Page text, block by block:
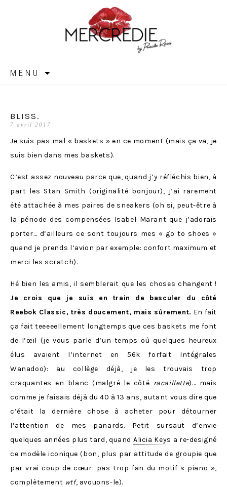
MERCREDIE
MENU
BLISS.
7 avril 2017
Je suis pas mal « baskets » en ce moment (mais ça va, je
suis bien dans mes baskets).
C’est assez nouveau parce que, quand j’y réfléchis bien, à
part les Stan Smith (originalité bonjour), j’ai rarement
été attachée à mes paires de sneakers (oh si, peut-être à
la période des compensées Isabel Marant que j’adorais
porter… d’ailleurs ce sont toujours mes « go to shoes »
quand je prends l’avion par exemple: confort maximum et
merci les scratch).
Hé bien les amis, il semblerait que les choses changent !
Je crois que je suis en train de basculer du côté
Reebok Classic, très doucement, mais sûrement. En fait
ça fait teeeeellement longtemps que ces baskets me font
de l’œil (je vous parle d’un temps où quelques heureux
élus avaient l’internet en 56k forfait Intégrales
Wanadoo): au collège déjà, je les trouvais trop
craquantes en blanc (malgré le côté racaillette)… mais
comme je faisais déjà du 40 à 13 ans, autant vous dire que
c’était la dernière chose à acheter pour détourner
l’attention de mes panards. Petit sursaut d’envie
quelques années plus tard, quand Alicia Keys a re-designé
ce modèle iconique (bon, plus par attitude de groupie que
par vrai coup de cœur: pas trop fan du motif « piano »,
complètement wtf, avouons-le).